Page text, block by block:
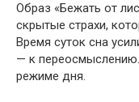
Образ «Бежать от
скрытые страхи,
Время суток сна
— к
режиме дня.